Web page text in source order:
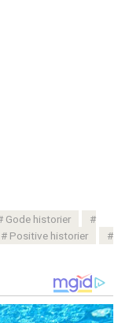
Gode ​​historier
Positive historier